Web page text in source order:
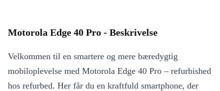
Motorola Edge 40 Pro - Beskrivelse
Velkommen til en smartere og mere bæredygtig
mobiloplevelse med Motorola Edge 40 Pro – refurbished
hos refurbed. Her får du en kraftfuld smartphone, der